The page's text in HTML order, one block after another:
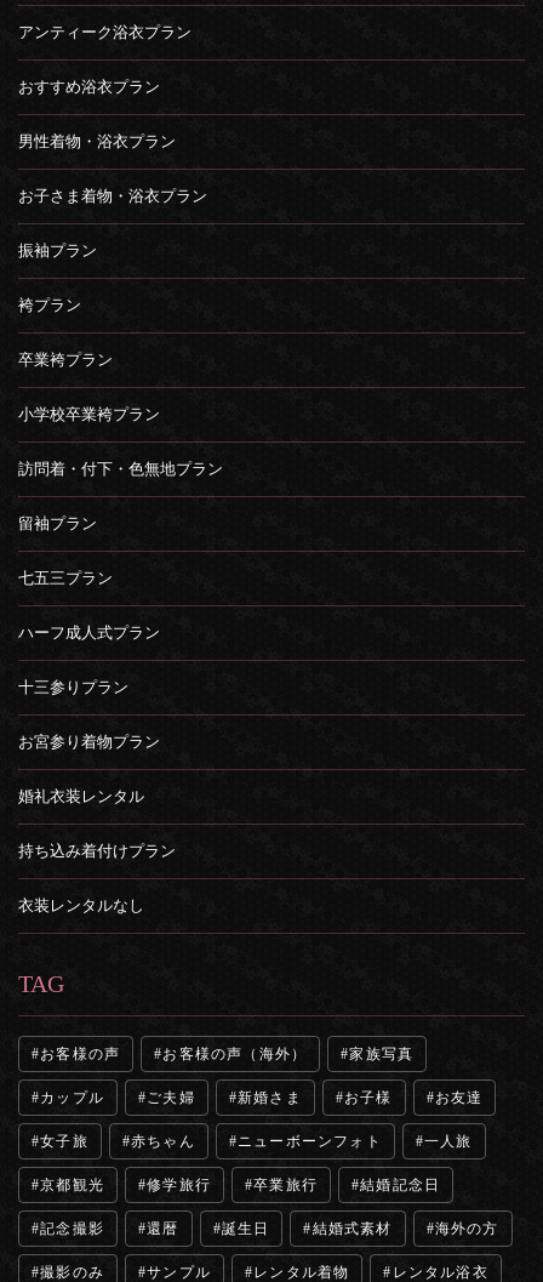
アンティーク浴衣プラン
おすすめ浴衣プラン
男性着物・浴衣プラン
お子さま着物・浴衣プラン
振袖プラン
袴プラン
卒業袴プラン
小学校卒業袴プラン
訪問着・付下・色無地プラン
留袖プラン
七五三プラン
ハーフ成人式プラン
十三参りプラン
お宮参り着物プラン
婚礼衣装レンタル
持ち込み着付けプラン
衣装レンタルなし
TAG
お客様の声 お客様の声（海外） 家族写真
カップル ご夫婦 新婚さま お子様 お友達
女子旅 赤ちゃん ニューボーンフォト 一人旅
京都観光 修学旅行 卒業旅行 結婚記念日
記念撮影 還暦 誕生日 結婚式素材 海外の方
撮影のみ サンプル レンタル着物 レンタル浴衣